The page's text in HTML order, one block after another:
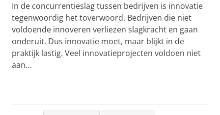
In de concurrentieslag tussen bedrijven is innovatie
tegenwoordig het toverwoord. Bedrijven die niet
voldoende innoveren verliezen slagkracht en gaan
onderuit. Dus innovatie moet, maar blijkt in de
praktijk lastig. Veel innovatieprojecten voldoen niet
aan...